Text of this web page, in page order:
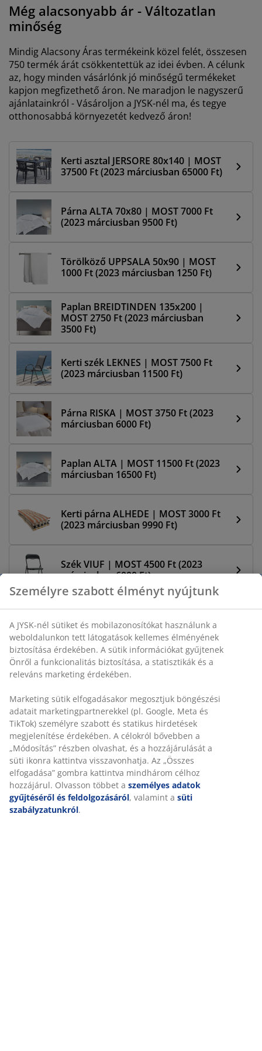
bútorok
matracok
és kiegészítők
világítás
kiegészítők
Még alacsonyabb ár - Változatlan
minőség
Mindig Alacsony Áras termékeink közel felét, összesen
750 termék árát csökkentettük az idei évben. A célunk
az, hogy minden vásárlónk jó minőségű termékeket
kapjon megfizethető áron. Ne maradjon le nagyszerű
ajánlatainkról - Vásároljon a JYSK-nél ma, és tegye
otthonosabbá környezetét kedvező áron!
Kerti asztal JERSORE 80x140 | MOST
37500 Ft (2023 márciusban 65000 Ft)
Párna ALTA 70x80 | MOST 7000 Ft
(2023 márciusban 9500 Ft)
Törölköző UPPSALA 50x90 | MOST
1000 Ft (2023 márciusban 1250 Ft)
Paplan BREIDTINDEN 135x200 |
MOST 2750 Ft (2023 márciusban
3500 Ft)
Kerti szék LEKNES | MOST 7500 Ft
(2023 márciusban 11500 Ft)
Párna RISKA | MOST 3750 Ft (2023
márciusban 6000 Ft)
Paplan ALTA | MOST 11500 Ft (2023
márciusban 16500 Ft)
Kerti párna ALHEDE | MOST 3000 Ft
(2023 márciusban 9990 Ft)
Szék VIUF | MOST 4500 Ft (2023
márciusban 6000 Ft)
Ülőgarnitúra ULLEHUSE | MOST
175000 Ft (2023 márciusban 349900
Ft)
Irodaszék NIMTOFTE | MOST 17500
Ft (2023 márciusban 30000 Ft)
Kerti szék UBBERUP | MOST 15000
Ft (2023 márciusban 26900 Ft)
Szolárlámpa JAKTFALK | MOST 400
Ft (2023 márciusban 750 Ft)
Napernyő NAPPEDAM | MOST 8500
Személyre szabott élményt nyújtunk
A JYSK-nél sütiket és mobilazonosítókat használunk a
weboldalunkon tett látogatások kellemes élményének
biztosítása érdekében. A sütik információkat gyűjtenek
Önről a funkcionalitás biztosítása, a statisztikák és a
releváns marketing érdekében.
Marketing sütik elfogadásakor megosztjuk böngészési
adatait marketingpartnerekkel (pl. Google, Meta és
TikTok) személyre szabott és statikus hirdetések
megjelenítése érdekében. A célokról bővebben a
„Módosítás” részben olvashat, és a hozzájárulását a
süti ikonra kattintva visszavonhatja. Az „Összes
elfogadása” gombra kattintva mindhárom célhoz
hozzájárul. Olvasson többet a személyes adatok
gyűjtéséről és feldolgozásáról, valamint a süti
szabályzatunkról.